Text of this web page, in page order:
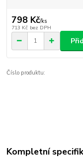
798 Kč/ks
713 Kč bez DPH
Číslo produktu:
Kompletní